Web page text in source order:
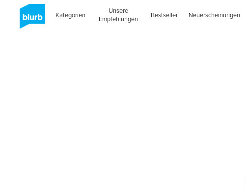
Kategorien
Unsere
Empfehlungen
Bestseller Neuerscheinungen